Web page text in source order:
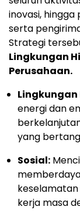
inovasi,
serta
Strategi
Lingkungan
Perusahaan.
Lingkungan
energi dan
yang
Sosial:
kerja masa